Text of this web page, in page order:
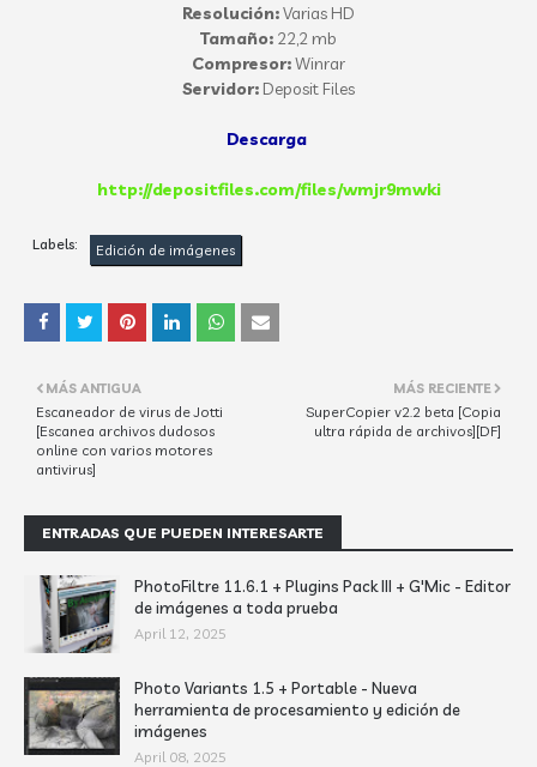
Resolución:Varias HD
Tamaño: 22,2 mb
Compresor:Winrar
Servidor: Deposit Files
Descarga
http://depositfiles.com/files/wmjr9mwki
Labels: Edición de imágenes
MÁS RECIENTE
SuperCopier v2.2 beta [Copia
ultra rápida de archivos][DF]
MÁS ANTIGUA
Escaneador de virus de Jotti
[Escanea archivos dudosos
online con varios motores
antivirus]
ENTRADAS QUE PUEDEN INTERESARTE
PhotoFiltre 11.6.1 + Plugins Pack III + G'Mic - Editor
de imágenes a toda prueba
April 12, 2025
Photo Variants 1.5 + Portable - Nueva
herramienta de procesamiento y edición de
imágenes
April 08, 2025